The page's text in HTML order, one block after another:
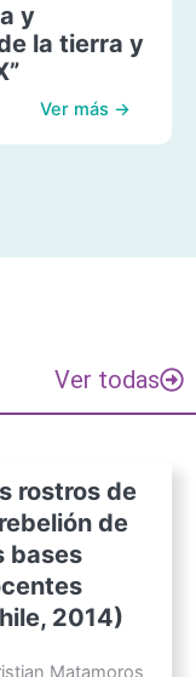
y
la tierra y
Ver más →
Ver todas
rostros de
de
bases
2014)
Matamoros